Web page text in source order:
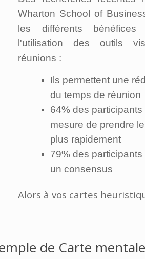
Wharton School of
les différents bénéfices
l'utilisation des outils
réunions :
Ils permettent une
du temps de réunion
64% des participants
mesure de prendre
plus rapidement
79% des
un consensus
Alors à vos cartes
de Carte